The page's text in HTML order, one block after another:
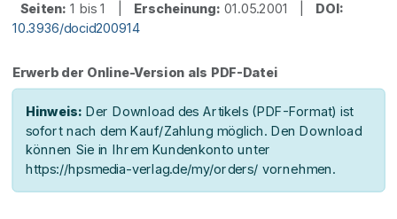
Seiten: 1 bis 1 | Erscheinung: 01.05.2001 | DOI:
10.3936/docid200914
Erwerb der Online-Version als PDF-Datei
Hinweis: Der Download des Artikels (PDF-Format) ist
sofort nach dem Kauf/Zahlung möglich. Den Download
können Sie in Ihrem Kundenkonto unter
https://hpsmedia-verlag.de/my/orders/ vornehmen.